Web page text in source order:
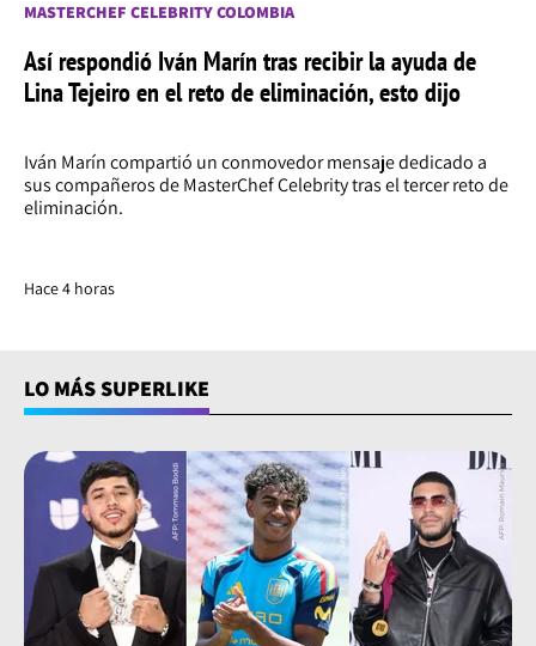
MASTERCHEF CELEBRITY COLOMBIA
Así respondió Iván Marín tras recibir la ayuda de
Lina Tejeiro en el reto de eliminación, esto dijo
Iván Marín compartió un conmovedor mensaje dedicado a
sus compañeros de MasterChef Celebrity tras el tercer reto de
eliminación.
Hace 4 horas
LO MÁS SUPERLIKE